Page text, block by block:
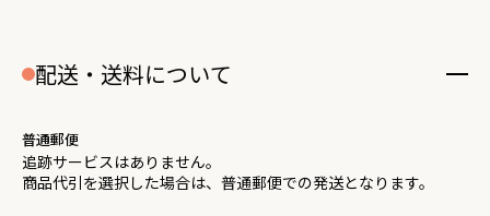
配送・送料について
普通郵便
追跡サービスはありません。
商品代引を選択した場合は、普通郵便での発送となります。